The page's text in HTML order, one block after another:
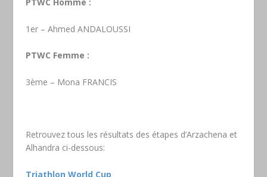
PTWC Homme :
1er – Ahmed ANDALOUSSI
PTWC Femme :
3ème – Mona FRANCIS
Retrouvez tous les résultats des étapes d’Arzachena et
Alhandra ci-dessous:
Triathlon World Cup